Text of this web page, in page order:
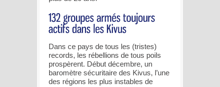
Dans ce pays de tous les (tristes)
records, les rébellions de tous poils
prospèrent. Début décembre, un
baromètre sécuritaire des Kivus, l’une
des régions les plus instables de